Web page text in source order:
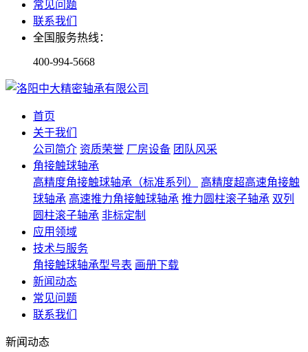
常见问题
联系我们
全国服务热线：
400-994-5668
首页
关于我们
公司简介 资质荣誉 厂房设备 团队风采
角接触球轴承
高精度角接触球轴承（标准系列）
高精度超高速角接触
球轴承 高速推力角接触球轴承 推力圆柱滚子轴承 双列
圆柱滚子轴承 非标定制
应用领域
技术与服务
角接触球轴承型号表 画册下载
新闻动态
常见问题
联系我们
新闻动态